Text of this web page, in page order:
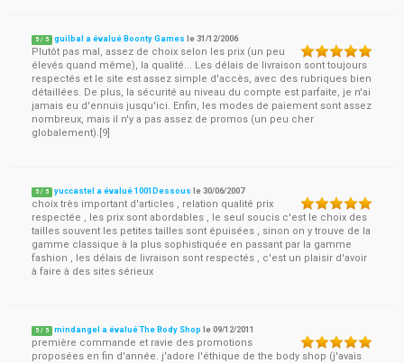
5 / 5 guilbal a évalué Boonty Games le31/12/2006
Plutôt pas mal, assez de choix selon les prix (un peu
élevés quand même), la qualité... Les délais de livraison sont toujours
respectés et le site est assez simple d'accès, avec des rubriques bien
détaillées. De plus, la sécurité au niveau du compte est parfaite, je n'ai
jamais eu d'ennuis jusqu'ici. Enfin, les modes de paiement sont assez
nombreux, mais il n'y a pas assez de promos (un peu cher
globalement).[9]
5 / 5 yuccastel a évalué 1001Dessous le30/06/2007
choix très important d'articles , relation qualité prix
respectée , les prix sont abordables , le seul soucis c'est le choix des
tailles souvent les petites tailles sont épuisées , sinon on y trouve de la
gamme classique à la plus sophistiquée en passant par la gamme
fashion , les délais de livraison sont respectés , c'est un plaisir d'avoir
à faire à des sites sérieux
5 / 5 mindangel a évalué The Body Shop le09/12/2011
première commande et ravie des promotions
proposées en fin d'année. j'adore l'éthique de the body shop (j'avais